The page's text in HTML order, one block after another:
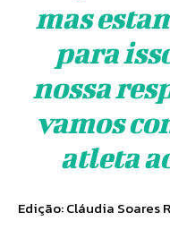
mas
para
nossa
vamos
atleta
Edição: Cláudia Soares